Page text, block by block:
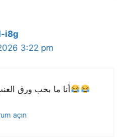
i8g
3:22 pm
أنا ما بحب ورق
açın